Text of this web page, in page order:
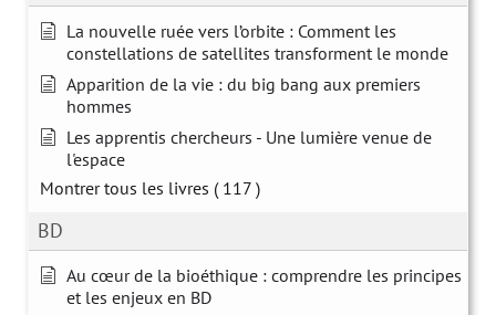
La nouvelle ruée vers l’orbite : Comment les
constellations de satellites transforment le monde
Apparition de la vie : du big bang aux premiers
hommes
Les apprentis chercheurs - Une lumière venue de
l'espace
Montrer tous les livres ( 117 )
BD
Au cœur de la bioéthique : comprendre les principes
et les enjeux en BD